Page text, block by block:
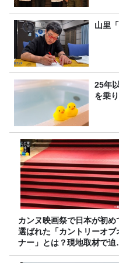
山里
25年
を乗
カンヌ映画祭で日本が初め
選ばれた「カントリーオブ
ナー」とは？現地取材で迫
選出の意味